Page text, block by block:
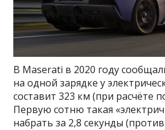
В Maserati в 2020 году
на одной зарядке у
составит 323 км (при расчёте
Первую сотню такая
набрать за 2,8 секунды